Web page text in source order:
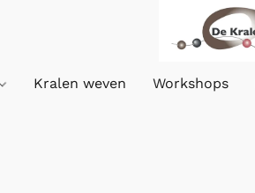
Kralen weven Workshops